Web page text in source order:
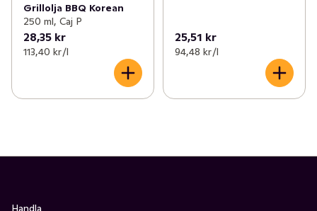
Grillolja BBQ Korean
250 ml, Caj P
28,35 kr
113,40 kr /l
25,51 kr
94,48 kr /l
Handla